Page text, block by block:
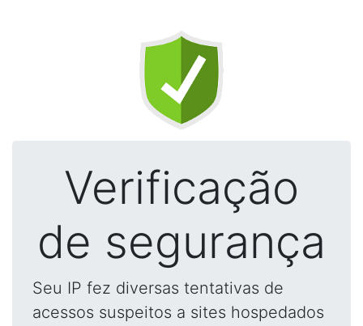
Verificação
de segurança
Seu IP fez diversas tentativas de
acessos suspeitos a sites hospedados